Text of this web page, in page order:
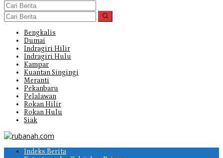
Bengkalis
Dumai
Indragiri Hilir
Indragiri Hulu
Kampar
Kuantan Singingi
Meranti
Pekanbaru
Pelalawan
Rokan Hilir
Rokan Hulu
Siak
Indeks Berita